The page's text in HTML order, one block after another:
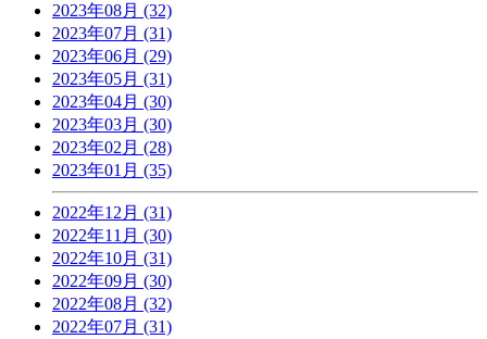
2023年08月 (32)
2023年07月 (31)
2023年06月 (29)
2023年05月 (31)
2023年04月 (30)
2023年03月 (30)
2023年02月 (28)
2023年01月 (35)
2022年12月 (31)
2022年11月 (30)
2022年10月 (31)
2022年09月 (30)
2022年08月 (32)
2022年07月 (31)